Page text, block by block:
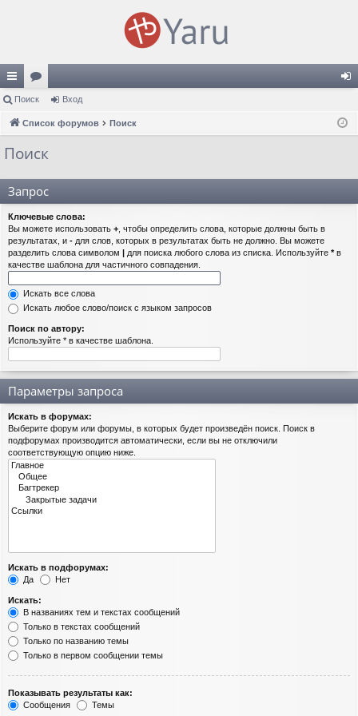
с
ы
лк
ор
ум д
Поиск Вход
Список форумов Поиск
Поиск
Запрос
Ключевые слова:
Вы можете использовать + , чтобы определить слова, которые должны быть в
результатах, и - для слов, которых в результатах быть не должно. Вы можете
разделить слова символом | для поиска любого слова из списка. Используйте *в
качестве шаблона для частичного совпадения.
Искать все слова
Искать любое слово/поиск с языком запросов
Поиск по автору:
Используйте * в качестве шаблона.
Параметры запроса
Искать в форумах:
Выберите форум или форумы, в которых будет произведён поиск. Поиск в
подфорумах производится автоматически, если вы не отключили
соответствующую опцию ниже.
Искать в подфорумах:
Да
Нет
Искать:
В названиях тем и текстах сообщений
Только в текстах сообщений
Только по названию темы
Только в первом сообщении темы
Показывать результаты как:
Сообщения
Темы